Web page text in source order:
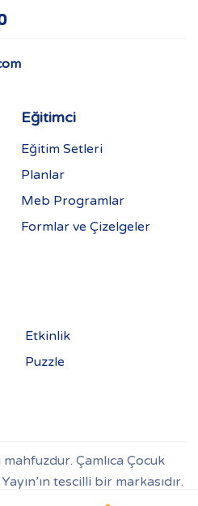
Eğitimci
Eğitim Setleri
Planlar
Meb Programlar
Formlar ve Çizelgeler
Etkinlik
Puzzle
Çamlıca Çocuk
tescilli bir markasıdır.